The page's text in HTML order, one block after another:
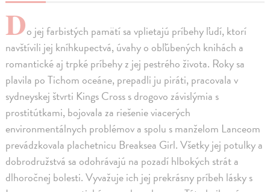
Do jej farbistých pamätí sa vplietajú príbehy ľudí, ktorí
navštívili jej kníhkupectvá, úvahy o obľúbených knihách a
romantické aj trpké príbehy z jej pestrého života. Roky sa
plavila po Tichom oceáne, prepadli ju piráti, pracovala v
sydneyskej štvrti Kings Cross s drogovo závislýmia s
prostitútkami, bojovala za riešenie viacerých
environmentálnych problémov a spolu s manželom Lanceom
prevádzkovala plachetnicu Breaksea Girl. Všetky jej potulky a
dobrodružstvá sa odohrávajú na pozadí hlbokých strát a
dlhoročnej bolesti. Vyvažuje ich jej prekrásny príbeh lásky s